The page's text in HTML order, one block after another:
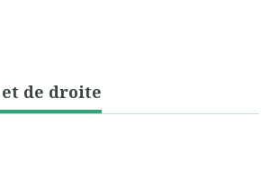
et de droite